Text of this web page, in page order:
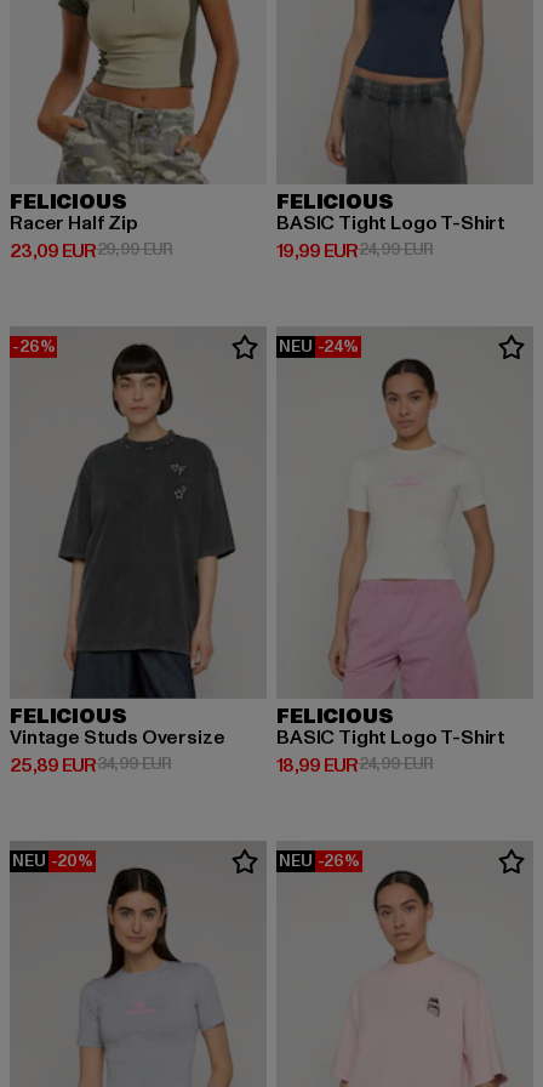
FELICIOUS
Racer Half Zip
23,09 EUR
Derzeitiger Preis: 23,09 EUR
29,99 EURAktionspreis: 29,99 EUR
FELICIOUS
BASIC Tight Logo T-Shirt
19,99 EUR
Derzeitiger Preis: 19,99 EUR
24,99 EURAktionspreis:
-26%
FELICIOUS
Vintage Studs Oversize
25,89 EUR
Derzeitiger Preis: 25,89 EUR
34,99 EURAktionspreis: 34,99 EUR
NEU -24%
FELICIOUS
BASIC Tight Logo T-Shirt
18,99 EUR
Derzeitiger Preis: 18,99 EUR
24,99 EURAktionspreis:
NEU -20% NEU -26%